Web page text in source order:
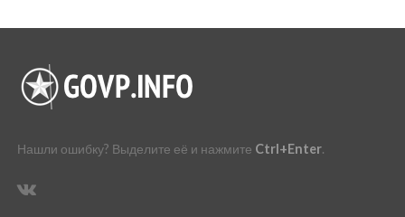
Нашли ошибку? Выделите её и нажмите Ctrl+Enter.